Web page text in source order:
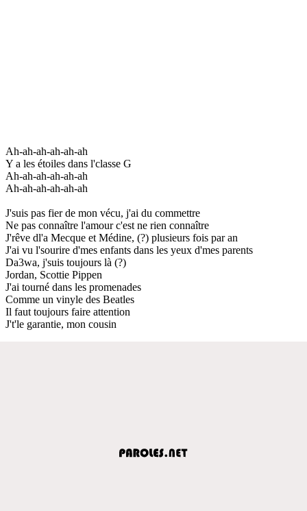
Ah-ah-ah-ah-ah-ah
Y a les étoiles dans l'classe G
Ah-ah-ah-ah-ah-ah
Ah-ah-ah-ah-ah-ah
J'suis pas fier de mon vécu, j'ai du commettre
Ne pas connaître l'amour c'est ne rien connaître
J'rêve dl'a Mecque et Médine, (?) plusieurs fois par an
J'ai vu l'sourire d'mes enfants dans les yeux d'mes parents
Da3wa, j'suis toujours là (?)
Jordan, Scottie Pippen
J'ai tourné dans les promenades
Comme un vinyle des Beatles
Il faut toujours faire attention
J't'le garantie, mon cousin